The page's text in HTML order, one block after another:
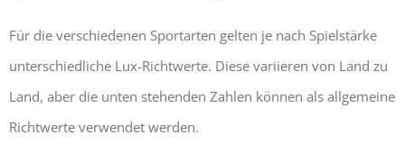
Für die verschiedenen Sportarten gelten je nach Spielstärke
unterschiedliche Lux-Richtwerte. Diese variieren von Land zu
Land, aber die unten stehenden Zahlen können als allgemeine
Richtwerte verwendet werden.